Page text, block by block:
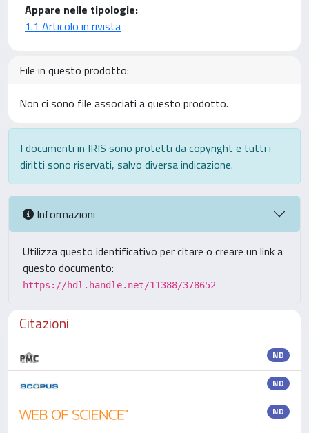
Appare nelle tipologie:
1.1 Articolo in rivista
File in questo prodotto:
Non ci sono file associati a questo prodotto.
I documenti in IRIS sono protetti da copyright e tutti i
diritti sono riservati, salvo diversa indicazione.
Informazioni
Utilizza questo identificativo per citare o creare un link a
questo documento:
https://hdl.handle.net/11388/378652
Citazioni
ND
ND
ND